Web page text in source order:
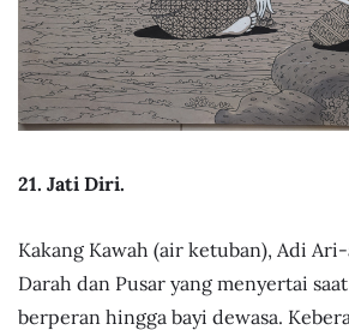
21. Jati Diri.
Kakang Kawah (air ketuban), Adi
Darah dan Pusar yang menyertai
berperan hingga bayi dewasa.